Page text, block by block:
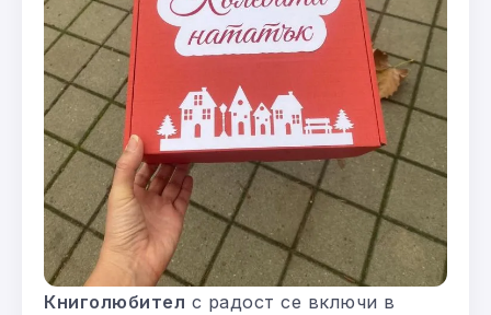
Книголюбител с радост се включи в